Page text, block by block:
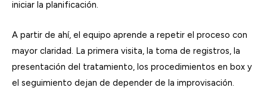
iniciar la planificación.
A partir de ahí, el equipo aprende a repetir el proceso con
mayor claridad. La primera visita, la toma de registros, la
presentación del tratamiento, los procedimientos en box y
el seguimiento dejan de depender de la improvisación.